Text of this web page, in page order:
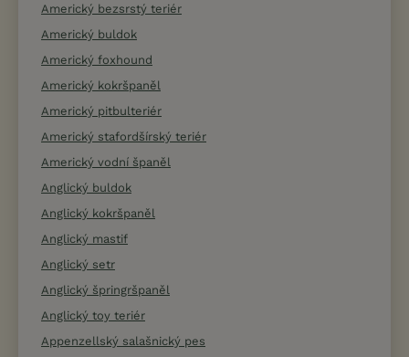
Americký bezsrstý teriér
Americký buldok
Americký foxhound
Americký kokršpaněl
Americký pitbulteriér
Americký stafordšírský teriér
Americký vodní španěl
Anglický buldok
Anglický kokršpaněl
Anglický mastif
Anglický setr
Anglický špringršpaněl
Anglický toy teriér
Appenzellský salašnický pes